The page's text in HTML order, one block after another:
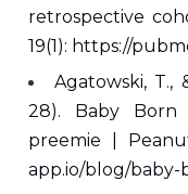
retrospective
19(1): https://
Agatowski, T.,
28). Baby
preemie |
app.io/blog/